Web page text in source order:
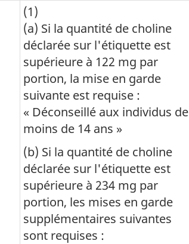
(1)
(a) Si la quantité de choline
déclarée sur l'étiquette est
supérieure à 122 mg par
portion, la mise en garde
suivante est requise :
« Déconseillé aux individus de
moins de 14 ans »
(b) Si la quantité de choline
déclarée sur l'étiquette est
supérieure à 234 mg par
portion, les mises en garde
supplémentaires suivantes
sont requises :